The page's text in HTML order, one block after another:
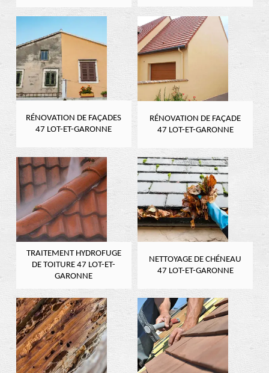
RÉNOVATION DE FAÇADES
47 LOT-ET-GARONNE
RÉNOVATION DE FAÇADE
47 LOT-ET-GARONNE
TRAITEMENT HYDROFUGE
DE TOITURE 47 LOT-ET-
GARONNE
NETTOYAGE DE CHÉNEAU
47 LOT-ET-GARONNE